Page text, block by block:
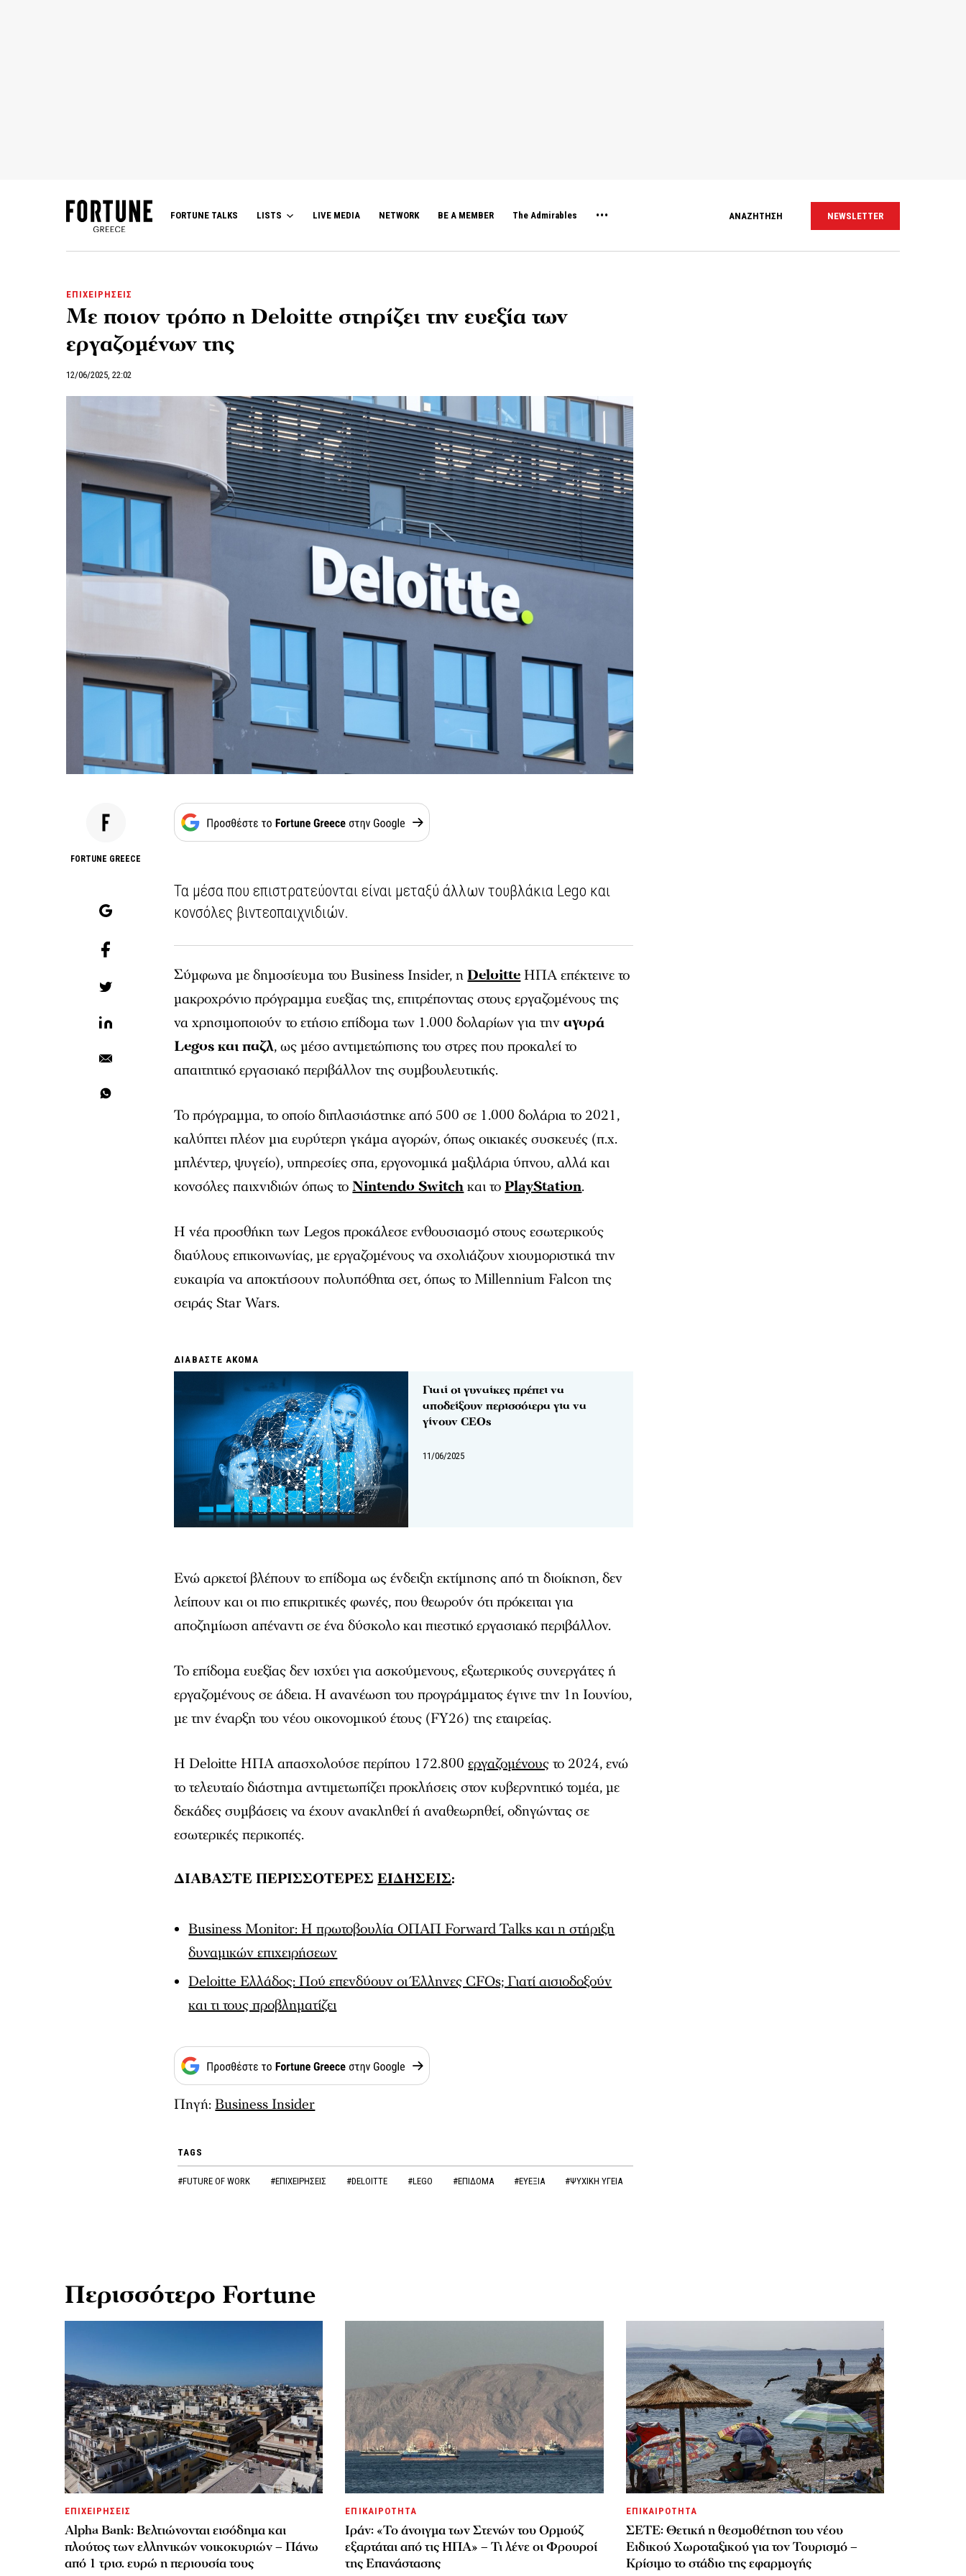
FORTUNE TALKS LISTS LIVE MEDIA NETWORK BE A MEMBER The Admirables ΑΝΑΖΗΤΗΣΗ NEWSLETTER
ΕΠΙΧΕΙΡΗΣΕΙΣ
Με ποιον τρόπο η Deloitte στηρίζει την ευεξία των
εργαζομένων της
12/06/2025, 22:02
FORTUNE GREECE
Τα μέσα που επιστρατεύονται είναι μεταξύ άλλων τουβλάκια Lego και
κονσόλες βιντεοπαιχνιδιών.
Σύμφωνα με δημοσίευμα τουBusiness Insider, ηDeloitte ΗΠΑ επέκτεινε το
μακροχρόνιο πρόγραμμα ευεξίας της, επιτρέποντας στους εργαζομένους της
να χρησιμοποιούν το ετήσιο επίδομα των 1.000 δολαρίων για τηναγορά
Legos και παζλ, ως μέσο αντιμετώπισης του στρες που προκαλεί το
απαιτητικό εργασιακό περιβάλλον της συμβουλευτικής.
Το πρόγραμμα, το οποίο διπλασιάστηκε από 500 σε 1.000 δολάρια το 2021,
καλύπτει πλέον μια ευρύτερη γκάμα αγορών, όπως οικιακές συσκευές (π.χ.
μπλέντερ, ψυγείο), υπηρεσίες σπα, εργονομικά μαξιλάρια ύπνου, αλλά και
κονσόλες παιχνιδιών όπως τοNintendo Switchκαι τοPlayStation.
Η νέα προσθήκη των Legos προκάλεσε ενθουσιασμό στους εσωτερικούς
διαύλους επικοινωνίας, με εργαζομένους να σχολιάζουν χιουμοριστικά την
ευκαιρία να αποκτήσουν πολυπόθητα σετ, όπως τοMillennium Falconτης
σειράς Star Wars.
ΔΙΑΒΑΣΤΕ ΑΚΟΜΑ
Γιατί οι γυναίκες πρέπει να
αποδείξουν περισσότερα για να
γίνουν CEOs
11/06/2025
Ενώ αρκετοί βλέπουν το επίδομα ως ένδειξη εκτίμησης από τη διοίκηση, δεν
λείπουν και οι πιο επικριτικές φωνές, που θεωρούν ότι πρόκειται για
αποζημίωση απέναντι σε ένα δύσκολο και πιεστικό εργασιακό περιβάλλον.
Το επίδομα ευεξίας δεν ισχύει για ασκούμενους, εξωτερικούς συνεργάτες ή
εργαζομένους σε άδεια. Η ανανέωση του προγράμματος έγινε την 1η Ιουνίου,
με την έναρξη του νέου οικονομικού έτους (FY26) της εταιρείας.
Η Deloitte ΗΠΑ απασχολούσε περίπου 172.800εργαζομένουςτο 2024, ενώ
το τελευταίο διάστημα αντιμετωπίζει προκλήσεις στον κυβερνητικό τομέα, με
δεκάδες συμβάσεις να έχουν ανακληθεί ή αναθεωρηθεί, οδηγώντας σε
εσωτερικές περικοπές.
ΔΙΑΒΑΣΤΕ ΠΕΡΙΣΣΟΤΕΡΕΣΕΙΔΗΣΕΙΣ:
Business Monitor: H πρωτοβουλία ΟΠΑΠ Forward Talks και η στήριξη
δυναμικών επιχειρήσεων
Deloitte Ελλάδος: Πού επενδύουν οι Έλληνες CFOs; Γιατί αισιοδοξούν
και τι τους προβληματίζει
Πηγή:Business Insider
TAGS
#FUTURE OF WORK #ΕΠΙΧΕΙΡΗΣΕΙΣ #DELOITTE #LEGO #ΕΠΙΔΟΜΑ #ΕΥΕΞΙΑ #ΨΥΧΙΚΗ ΥΓΕΙΑ
Περισσότερο Fortune
ΕΠΙΧΕΙΡΗΣΕΙΣ
Alpha Bank: Βελτιώνονται εισόδημα και
πλούτος των ελληνικών νοικοκυριών – Πάνω
από 1 τρισ. ευρώ η περιουσία τους
ΕΠΙΚΑΙΡΟΤΗΤΑ
Ιράν: «Το άνοιγμα των Στενών του Ορμούζ
εξαρτάται από τις ΗΠΑ» – Τι λένε οι Φρουροί
της Επανάστασης
ΕΠΙΚΑΙΡΟΤΗΤΑ
ΣΕΤΕ: Θετική η θεσμοθέτηση του νέου
Ειδικού Χωροταξικού για τον Τουρισμό –
Κρίσιμο το στάδιο της εφαρμογής